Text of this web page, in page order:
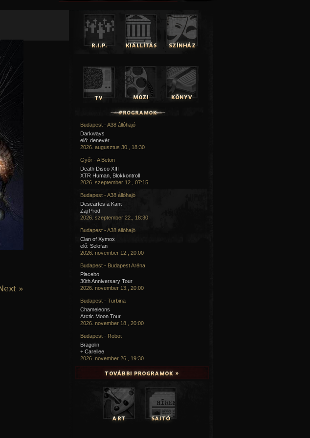
»
Budapest - A38 állóhajó
Darkways
elő: denevér
2026. augusztus 30., 18:30
Győr - A Beton
Death Disco XIII
XTR Human, Blokkontroll
2026. szeptember 12., 07:15
Budapest - A38 állóhajó
Descartes a Kant
Zaj Prod.
2026. szeptember 22., 18:30
Budapest - A38 állóhajó
Clan of Xymox
elő: Selofan
2026. november 12., 20:00
Budapest - Budapest Aréna
Placebo
30th Anniversary Tour
2026. november 13., 20:00
Budapest - Turbina
Chameleons
Arctic Moon Tour
2026. november 18., 20:00
Budapest - Robot
Bragolin
+ Carellee
2026. november 26., 19:30